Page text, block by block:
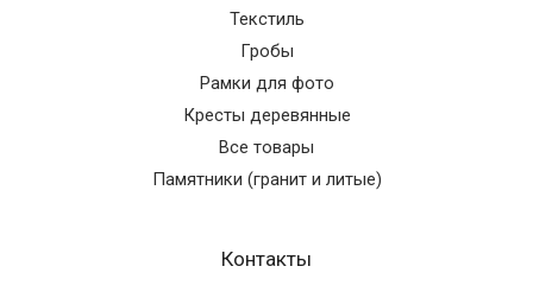
Текстиль
Гробы
Рамки для фото
Кресты деревянные
Все товары
Памятники (гранит и литые)
Контакты